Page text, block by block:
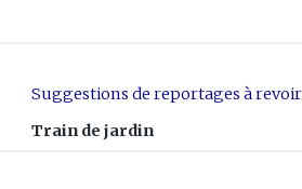
Suggestions de reportages à
Train de jardin